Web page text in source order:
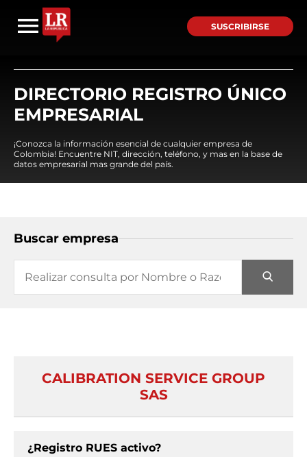
SUSCRIBIRSE
DIRECTORIO REGISTRO ÚNICO
EMPRESARIAL
¡Conozca la información esencial de cualquier empresa de
Colombia! Encuentre NIT, dirección, teléfono, y mas en la base de
datos empresarial mas grande del país.
Buscar empresa
CALIBRATION SERVICE GROUP
SAS
¿Registro RUES activo?